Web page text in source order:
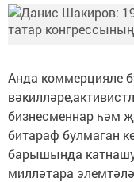
Анда коммерцияле
бизнесменнар һәм
битараф булмаган
барышында
милләтара